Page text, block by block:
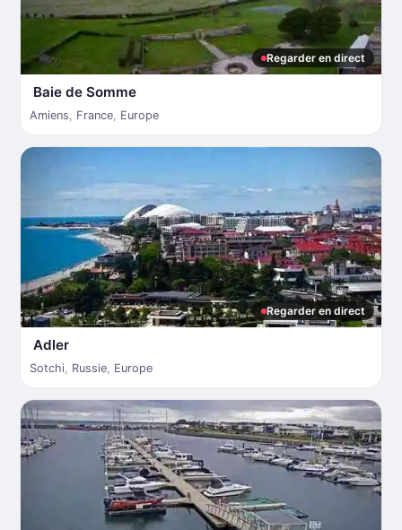
Regarder en direct
Baie de Somme
Amiens, France, Europe
Regarder en direct
Adler
Sotchi, Russie, Europe